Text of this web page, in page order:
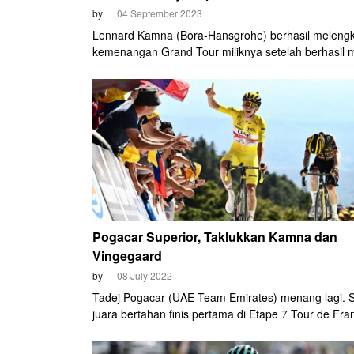
by 04 September 2023
Lennard Kamna (Bora-Hansgrohe) berhasil
kemenangan Grand Tour miliknya setelah berhasil
lewat serangan solo breakaway yang dilakukannya
garis finis di Collado de la Cruz de Caravaca.
Pogacar Superior, Taklukkan Kamna dan
Vingegaard
by 08 July 2022
Tadej Pogacar (UAE Team Emirates) menang lagi.
juara bertahan finis pertama di Etape 7 Tour de